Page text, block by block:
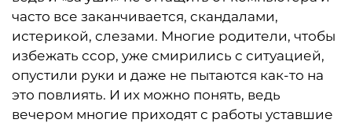
часто все заканчивается, скандалами,
истерикой, слезами. Многие родители, чтобы
избежать ссор, уже смирились с ситуацией,
опустили руки и даже не пытаются как-то на
это повлиять. И их можно понять, ведь
вечером многие приходят с работы уставшие